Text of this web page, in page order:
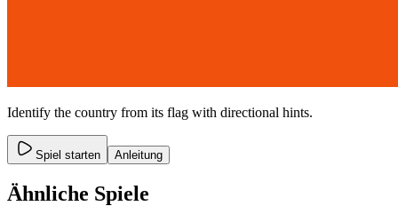
Identify the country from its flag with directional hints.
Spiel starten Anleitung
Ähnliche Spiele